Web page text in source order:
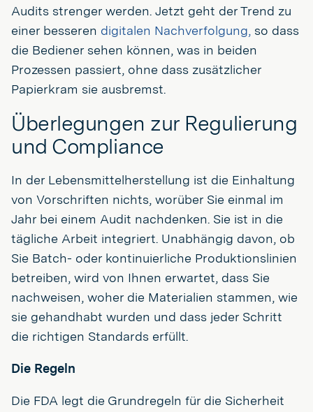
Audits strenger werden. Jetzt geht der Trend zu
einer besseren digitalen Nachverfolgung, so dass
die Bediener sehen können, was in beiden
Prozessen passiert, ohne dass zusätzlicher
Papierkram sie ausbremst.
Überlegungen zur Regulierung
und Compliance
In der Lebensmittelherstellung ist die Einhaltung
von Vorschriften nichts, worüber Sie einmal im
Jahr bei einem Audit nachdenken. Sie ist in die
tägliche Arbeit integriert. Unabhängig davon, ob
Sie Batch- oder kontinuierliche Produktionslinien
betreiben, wird von Ihnen erwartet, dass Sie
nachweisen, woher die Materialien stammen, wie
sie gehandhabt wurden und dass jeder Schritt
die richtigen Standards erfüllt.
Die Regeln
Die FDA legt die Grundregeln für die Sicherheit